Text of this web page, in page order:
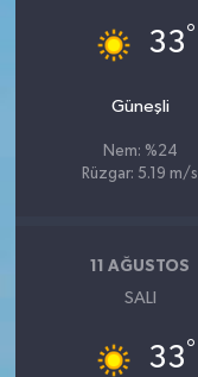
33°
Güneşli
Nem: %24
Rüzgar: 5.19 m/s
11 AĞUSTOS
SALI
33°